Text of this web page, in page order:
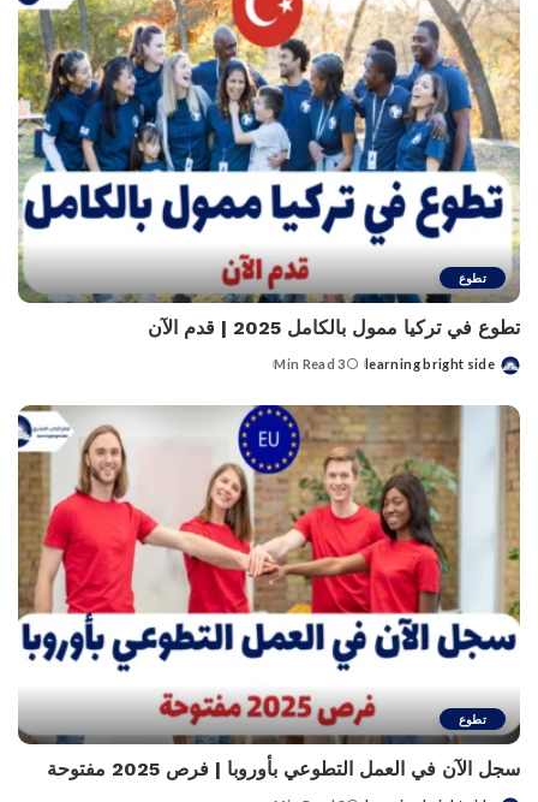
تطوع
تطوع في تركيا ممول بالكامل 2025 | قدم الآن
Posted
learning bright side
3 Min Read
تطوع
سجل الآن في العمل التطوعي بأوروبا | فرص 2025 مفتوحة